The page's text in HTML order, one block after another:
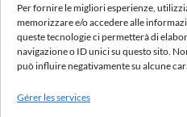
Per fornire le migliori esperienze,
memorizzare e/o accedere alle
queste tecnologie ci permetterà di
navigazione o ID unici su questo sito.
può influire negativamente su alcune
Gérer les services
Entrepôt:
Lun-Ven: 7:00-12:00 | 13:00-